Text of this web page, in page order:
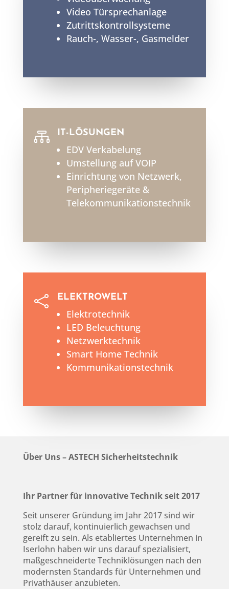
Video Türsprechanlage
Zutrittskontrollsysteme
Rauch-, Wasser-, Gasmelder
 IT-LÖSUNGEN
EDV Verkabelung
Umstellung auf VOIP
Einrichtung von Netzwerk,
Peripheriegeräte &
Telekommunikationstechnik
 ELEKTROWELT
Elektrotechnik
LED Beleuchtung
Netzwerktechnik
Smart Home Technik
Kommunikationstechnik
Über Uns – ASTECH Sicherheitstechnik
Ihr Partner für innovative Technik seit 2017
Seit unserer Gründung im Jahr 2017 sind wir
stolz darauf, kontinuierlich gewachsen und
gereift zu sein. Als etabliertes Unternehmen in
Iserlohn haben wir uns darauf spezialisiert,
maßgeschneiderte Techniklösungen nach den
modernsten Standards für Unternehmen und
Privathäuser anzubieten.